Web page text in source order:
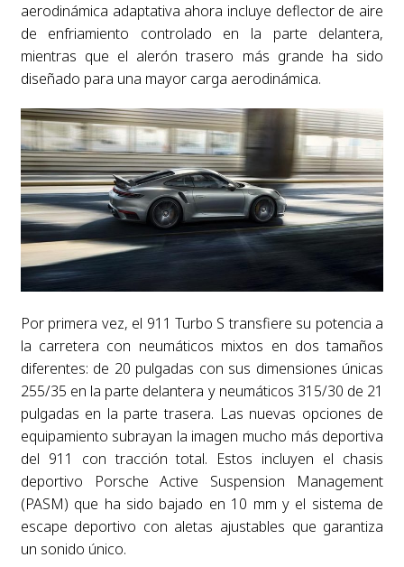
aerodinámica adaptativa ahora incluye deflector de aire
de enfriamiento controlado en la parte delantera,
mientras que el alerón trasero más grande ha sido
diseñado para una mayor carga aerodinámica.
Por primera vez, el 911 Turbo S transfiere su potencia a
la carretera con neumáticos mixtos en dos tamaños
diferentes: de 20 pulgadas con sus dimensiones únicas
255/35 en la parte delantera y neumáticos 315/30 de 21
pulgadas en la parte trasera. Las nuevas opciones de
equipamiento subrayan la imagen mucho más deportiva
del 911 con tracción total. Estos incluyen el chasis
deportivo Porsche Active Suspension Management
(PASM) que ha sido bajado en 10 mm y el sistema de
escape deportivo con aletas ajustables que garantiza
un sonido único.